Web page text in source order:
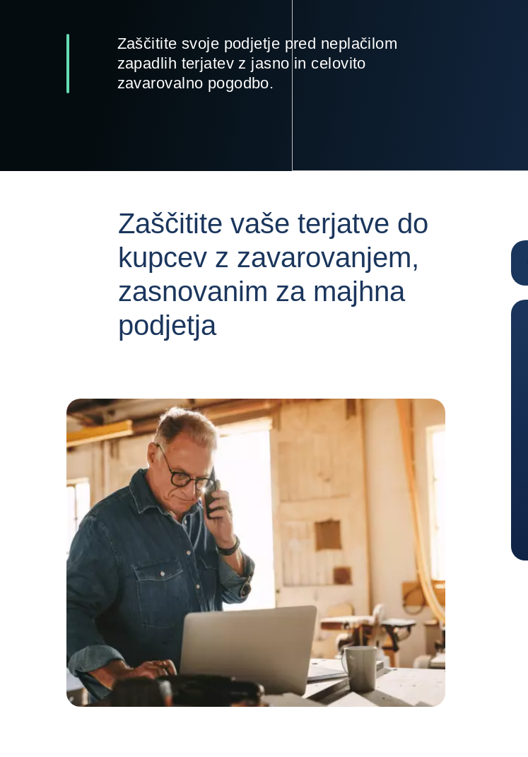
Zaščitite svoje podjetje pred neplačilom
zapadlih terjatev z jasno in celovito
zavarovalno pogodbo.
Zaščitite vaše terjatve do
kupcev z zavarovanjem,
zasnovanim za majhna
podjetja